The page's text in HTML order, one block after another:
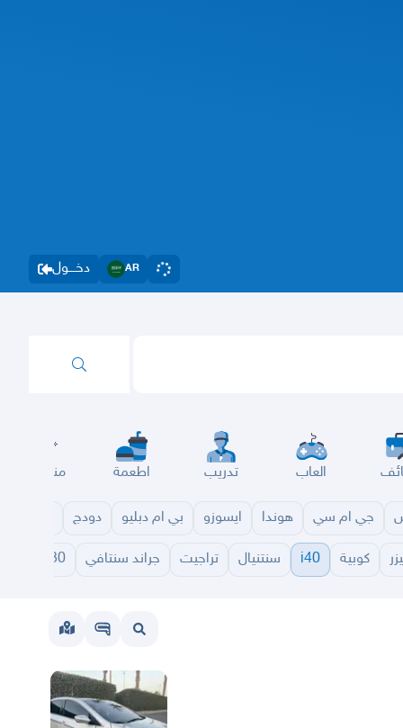
دخــــول AR
العاب تدريب اطعمة مناسبات
جي ام سي هوندا ايسوزو بي ام دبليو دودج
كوبية i40 سنتنيال تراجيت جراند سنتافي i30